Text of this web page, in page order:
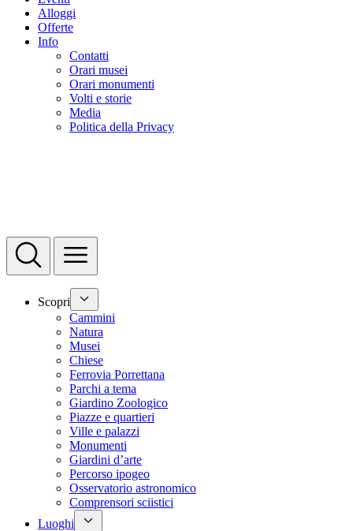
Alloggi
Offerte
Info
Contatti
Orari musei
Orari monumenti
Volti e storie
Media
Politica della Privacy
Scopri
Cammini
Natura
Musei
Chiese
Ferrovia Porrettana
Parchi a tema
Giardino Zoologico
Piazze e quartieri
Ville e palazzi
Monumenti
Giardini d’arte
Percorso ipogeo
Osservatorio astronomico
Comprensori sciistici
Luoghi